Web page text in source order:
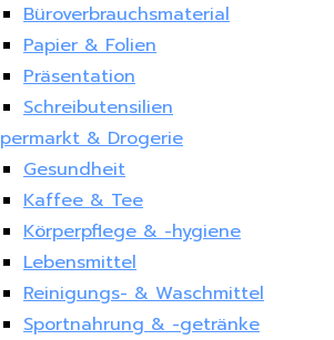
Büroverbrauchsmaterial
Papier & Folien
Präsentation
Schreibutensilien
& Drogerie
Gesundheit
Kaffee & Tee
Körperpflege & -hygiene
Lebensmittel
Reinigungs- & Waschmittel
Sportnahrung & -getränke